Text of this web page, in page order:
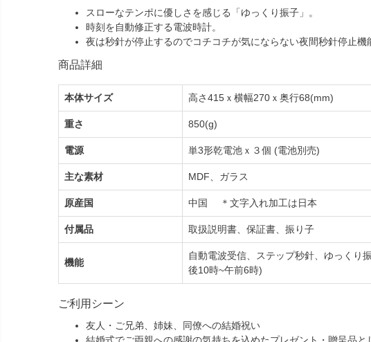
スローなテンポに優しさを感じる「ゆっくり振子」。
時刻を自動修正する電波時計。
夜は秒針が停止するのでコチコチが気にならない夜間秒針停止機
商品詳細
本体サイズ 高さ415ｘ横幅270ｘ奥行68(mm)
重さ 850(g)
電源 単3形乾電池ｘ３個 (電池別売)
主な素材 MDF、ガラス
原産国 中国 ＊文字入れ加工は日本
付属品 取扱説明書、保証書、振り子
機能
自動電波受信、ステップ秒針、ゆっくり
後10時~午前6時)
ご利用シーン
友人・ご兄弟、姉妹、同僚への結婚祝い